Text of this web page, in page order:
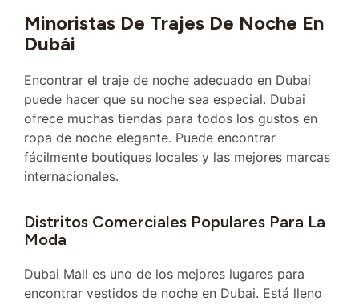
Minoristas De Trajes De Noche En
Dubái
Encontrar el traje de noche adecuado en Dubai
puede hacer que su noche sea especial. Dubai
ofrece muchas tiendas para todos los gustos en
ropa de noche elegante. Puede encontrar
fácilmente boutiques locales y las mejores marcas
internacionales.
Distritos Comerciales Populares Para La
Moda
Dubai Mall es uno de los mejores lugares para
encontrar vestidos de noche en Dubai. Está lleno